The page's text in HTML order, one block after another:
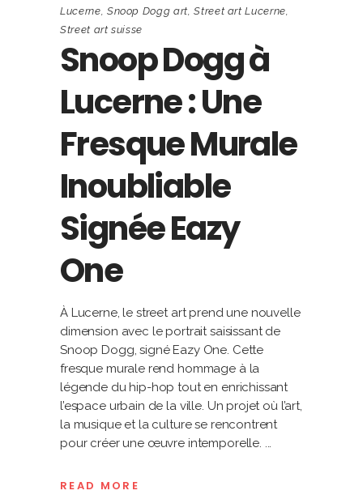
Lucerne, Snoop Dogg art,Street art Lucerne,
Street art suisse
Snoop Dogg à
Lucerne : Une
Fresque Murale
Inoubliable
Signée Eazy
One
À Lucerne, le street art prend une nouvelle
dimension avec le portrait saisissant de
Snoop Dogg, signé Eazy One. Cette
fresque murale rend hommage à la
légende du hip-hop tout en enrichissant
l’espace urbain de la ville. Un projet où l’art,
la musique et la culture se rencontrent
pour créer une œuvre intemporelle.
READ MORE